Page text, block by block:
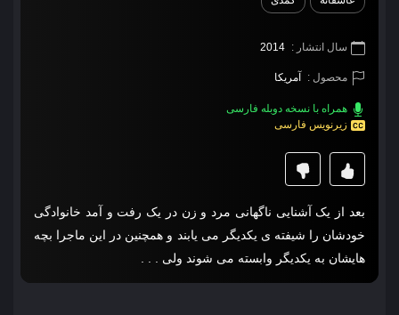
سال انتشار : 2014
محصول : آمریکا
همراه با نسخه دوبله فارسی
زیرنویس فارسی
بعد از یک آشنایی ناگهانی مرد و زن در یک رفت و آمد خانوادگی
خودشان را شیفته‌ ی یکدیگر می یابند و همچنین در این ماجرا بچه
هایشان به یکدیگر وابسته می شوند ولی . . .